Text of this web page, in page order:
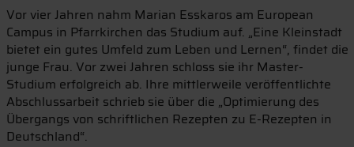
Vor vier Jahren nahm Marian Esskaros am European
Campus in Pfarrkirchen das Studium auf. „Eine Kleinstadt
bietet ein gutes Umfeld zum Leben und Lernen“, findet die
junge Frau. Vor zwei Jahren schloss sie ihr Master-
Studium erfolgreich ab. Ihre mittlerweile veröffentlichte
Abschlussarbeit schrieb sie über die „Optimierung des
Übergangs von schriftlichen Rezepten zu E-Rezepten in
Deutschland“.